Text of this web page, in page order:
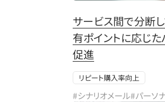
サービス間で分断
有ポイントに応じ
促進
リピート購入率向上
#シナリオメール#パーソ